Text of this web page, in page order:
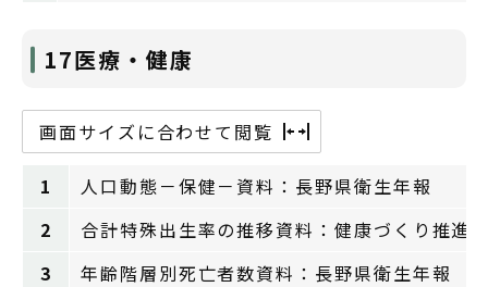
17医療・健康
画面サイズに合わせて閲覧
1
人口動態－保健－資料：長野県衛生年報
2
合計特殊出生率の推移資料：健康づくり推進
3
年齢階層別死亡者数資料：長野県衛生年報